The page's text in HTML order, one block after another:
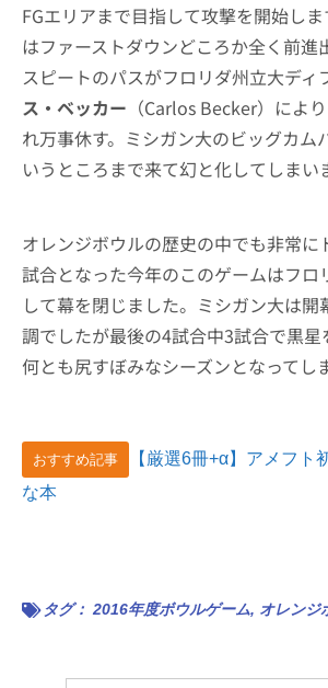
FGエリアまで目指して攻撃を開始し
はファーストダウンどころか全く前進
スピートのパスがフロリダ州立大ディ
ス・ベッカー （Carlos Becker）によ
れ万事休す。ミシガン大のビッグカム
いうところまで来て幻と化してしまい
オレンジボウルの歴史の中でも非常に
試合となった今年のこのゲームはフロ
して幕を閉じました。ミシガン大は
調でしたが最後の4試合中3試合で黒星
何とも尻すぼみなシーズンとなってし
おすすめ記事
【厳選6冊+α】アメフト
な本
タグ： 2016年度ボウルゲーム, オレンジ